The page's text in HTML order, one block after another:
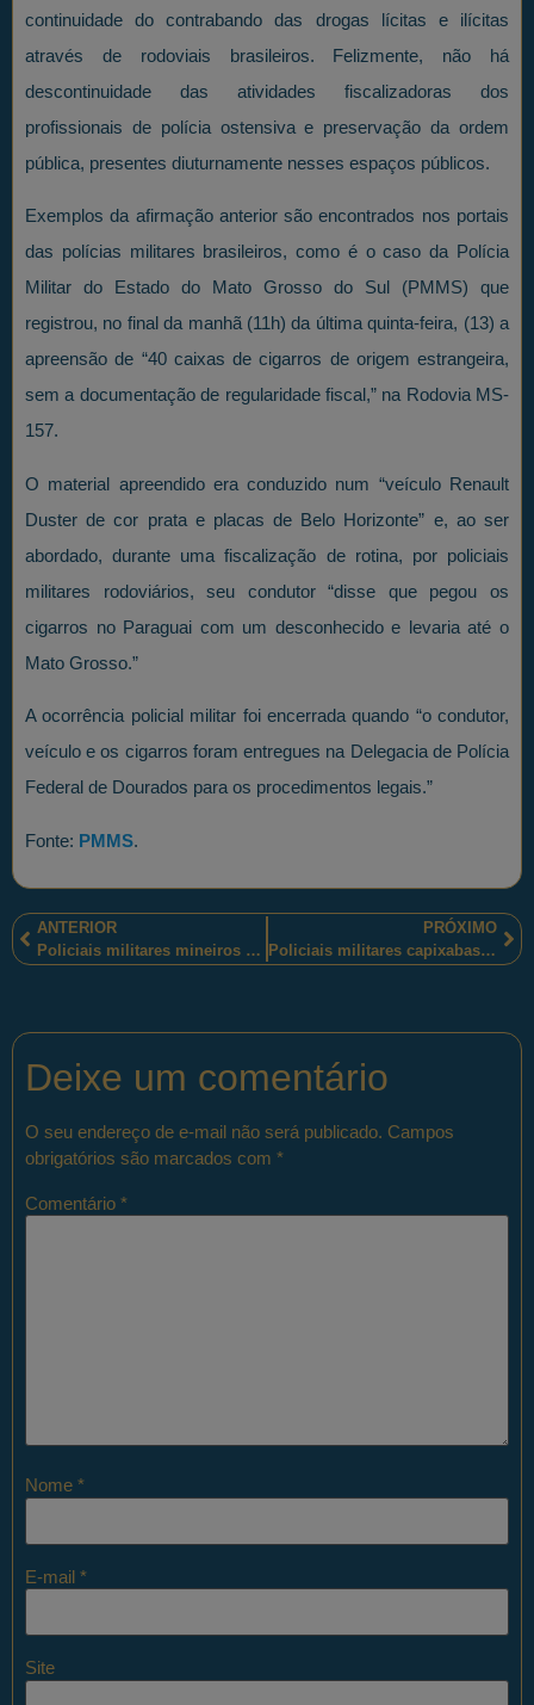
continuidade do contrabando das drogas lícitas e ilícitas
através de rodoviais brasileiros. Felizmente, não há
descontinuidade das atividades fiscalizadoras dos
profissionais de polícia ostensiva e preservação da ordem
pública, presentes diuturnamente nesses espaços públicos.
Exemplos da afirmação anterior são encontrados nos portais
das polícias militares brasileiros, como é o caso da Polícia
Militar do Estado do Mato Grosso do Sul (PMMS) que
registrou, no final da manhã (11h) da última quinta-feira, (13) a
apreensão de “40 caixas de cigarros de origem estrangeira,
sem a documentação de regularidade fiscal,” na Rodovia MS-
157.
O material apreendido era conduzido num “veículo Renault
Duster de cor prata e placas de Belo Horizonte” e, ao ser
abordado, durante uma fiscalização de rotina, por policiais
militares rodoviários, seu condutor “disse que pegou os
cigarros no Paraguai com um desconhecido e levaria até o
Mato Grosso.”
A ocorrência policial militar foi encerrada quando “o condutor,
veículo e os cigarros foram entregues na Delegacia de Polícia
Federal de Dourados para os procedimentos legais.”
Fonte: PMMS.
ANTERIOR
Policiais militares mineiros e agentes do IBAMA desenvolveram a Operação Aurium, em Itabirito-MG, ao combate do garimpo ilegal
PRÓXIMO
Policiais militares capixabas são homenageados por seus destaques operacionais, em Cariacica-ES
Deixe um comentário
O seu endereço de e-mail não será publicado. Campos
obrigatórios são marcados com *
Comentário *
Nome *
E-mail *
Site